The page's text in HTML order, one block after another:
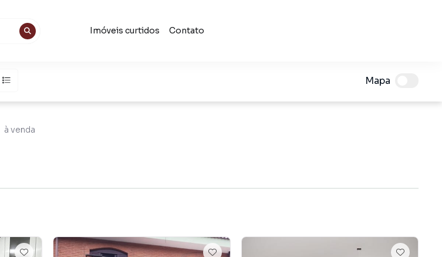
Imóveis curtidos Contato
Mapa
à venda